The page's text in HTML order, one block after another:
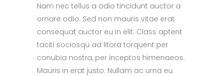
Nam nec tellus a odio tincidunt auctor a
ornare odio. Sed non mauris vitae erat
consequat auctor eu in elit. Class aptent
taciti sociosqu ad litora torquent per
conubia nostra, per inceptos himenaeos.
Mauris in erat justo. Nullam ac urna eu